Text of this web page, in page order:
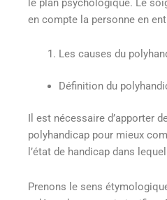
le plan psychologique. Le
en compte la personne en
Les causes du
Définition du
Il est nécessaire d’apporter
polyhandicap pour mieux
l’état de handicap dans
Prenons le sens